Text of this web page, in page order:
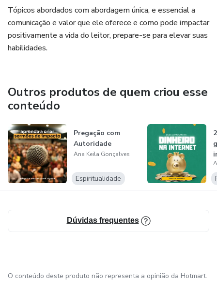
Tópicos abordados com abordagem única, e essencial a
comunicação e valor que ele oferece e como pode impactar
positivamente a vida do leitor, prepare-se para elevar suas
habilidades.
Outros produtos de quem criou esse
conteúdo
Pregação com
Autoridade
Ana Keila Gonçalves
Espiritualidade
Dúvidas frequentes
O conteúdo deste produto não representa a opinião da Hotmart.